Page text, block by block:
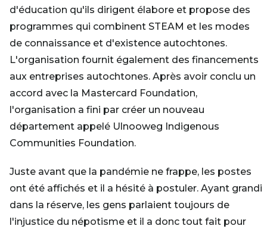
d'éducation qu'ils dirigent élabore et propose des
programmes qui combinent STEAM et les modes
de connaissance et d'existence autochtones.
L'organisation fournit également des financements
aux entreprises autochtones. Après avoir conclu un
accord avec la Mastercard Foundation,
l'organisation a fini par créer un nouveau
département appelé Ulnooweg Indigenous
Communities Foundation.
Juste avant que la pandémie ne frappe, les postes
ont été affichés et il a hésité à postuler. Ayant grandi
dans la réserve, les gens parlaient toujours de
l'injustice du népotisme et il a donc tout fait pour